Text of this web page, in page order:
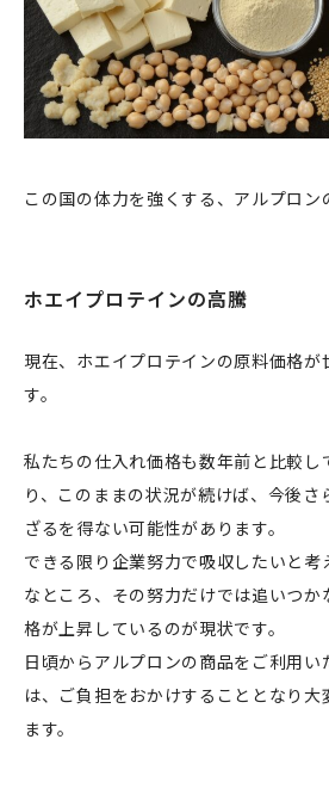
この国の体力を強くする、アルプロン
ホエイプロテインの高騰
現在、ホエイプロテインの原料価格が
す。
私たちの仕入れ価格も数年前と比較
り、このままの状況が続けば、今後さ
ざるを得ない可能性があります。
できる限り企業努力で吸収したいと考
なところ、その努力だけでは追いつか
格が上昇しているのが現状です。
日頃からアルプロンの商品をご利用
は、ご負担をおかけすることとなり大
ます。